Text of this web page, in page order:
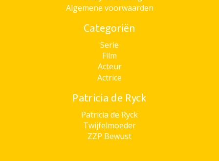
Algemene voorwaarden
Categoriën
Serie
Film
Acteur
Actrice
Patricia de Ryck
Patricia de Ryck
Twijfelmoeder
ZZP Bewust